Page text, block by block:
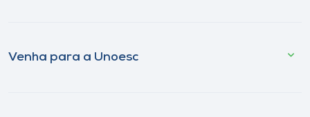
Venha para a Unoesc